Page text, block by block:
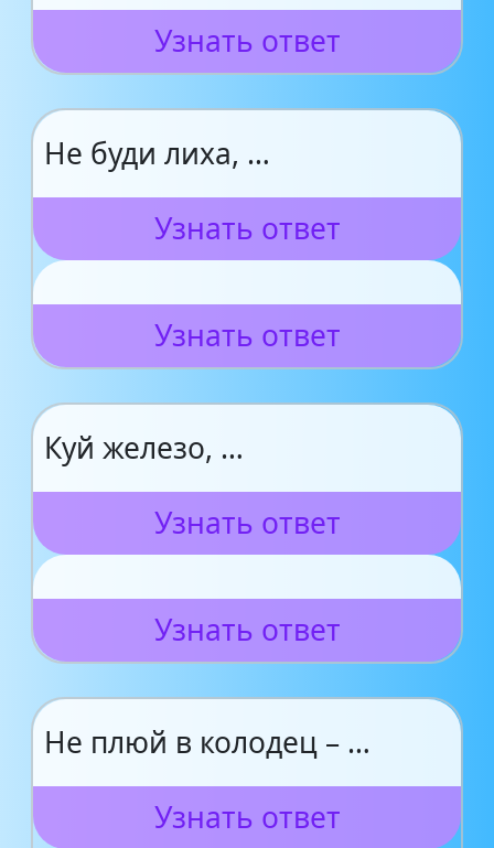
Узнать ответ
Не буди лиха, …
Узнать ответ
Узнать ответ
Куй железо, …
Узнать ответ
Узнать ответ
Не плюй в колодец – …
Узнать ответ